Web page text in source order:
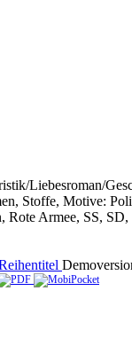
Liebesroman/
Stoffe, Motive:
Rote Armee, SS,